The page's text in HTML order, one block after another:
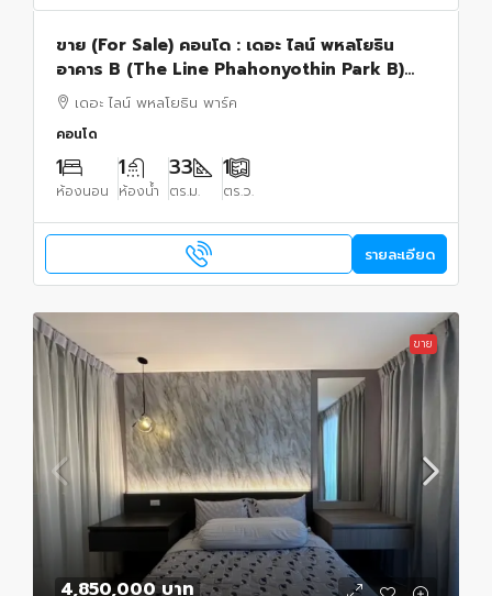
ขาย (For Sale) คอนโด : เดอะ ไลน์ พหลโยธิน
อาคาร B (The Line Phahonyothin Park B)
ประเภท : 1 ห้องนอน 1 ห้องน้ำ พื้นที่ : 32.52 ตรม.
เดอะ ไลน์ พหลโยธิน พาร์ค
คอนโด
1
ห้องนอน
1
ห้องน้ำ
33
ตร.ม.
1
ตร.ว.
รายละเอียด
ขาย
4,850,000 บาท